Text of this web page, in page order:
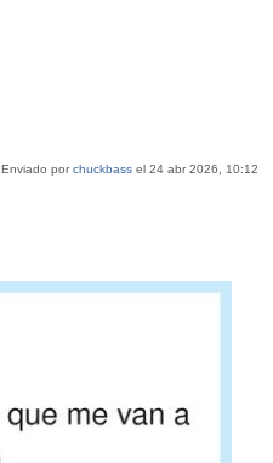
Enviado porchuckbass el 24 abr 2026, 10:12